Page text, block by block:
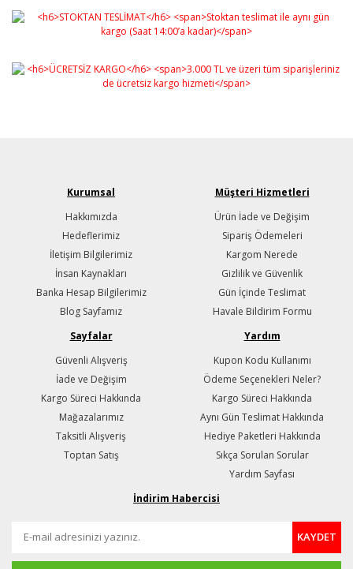
Kurumsal
Hakkımızda
Hedeflerimiz
İletişim Bilgilerimiz
İnsan Kaynakları
Banka Hesap Bilgilerimiz
Blog Sayfamız
Müşteri Hizmetleri
Ürün İade ve Değişim
Sipariş Ödemeleri
Kargom Nerede
Gizlilik ve Güvenlik
Gün İçinde Teslimat
Havale Bildirim Formu
Sayfalar
Güvenli Alışveriş
İade ve Değişim
Kargo Süreci Hakkında
Mağazalarımız
Taksitli Alışveriş
Toptan Satış
Yardım
Kupon Kodu Kullanımı
Ödeme Seçenekleri Neler?
Kargo Süreci Hakkında
Aynı Gün Teslimat Hakkında
Hediye Paketleri Hakkında
Sıkça Sorulan Sorular
Yardım Sayfası
İndirim Habercisi
KAYDET